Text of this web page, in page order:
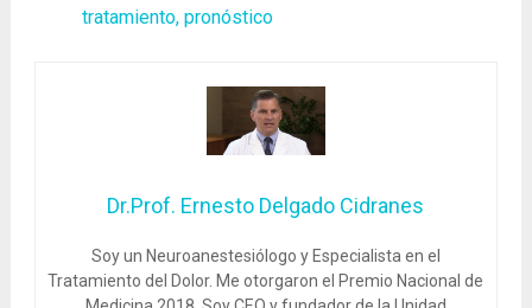
tratamiento, pronóstico
Dr.Prof. Ernesto Delgado Cidranes
Soy un Neuroanestesiólogo y Especialista en el
Tratamiento del Dolor. Me otorgaron el Premio Nacional de